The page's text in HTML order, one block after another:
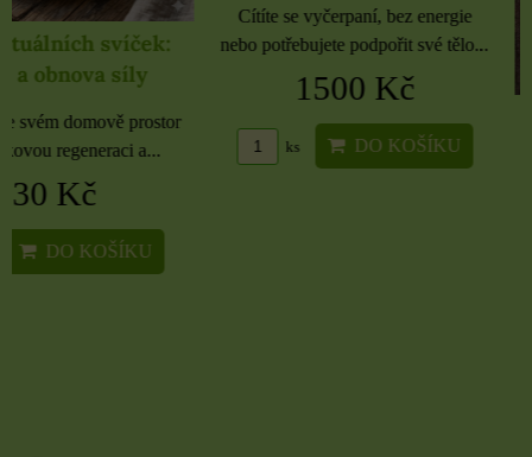
Cítíte se vyčerpaní, bez energie
nebo potřebujete podpořit své tělo...
1500 Kč
ks DO KOŠÍKU
rozbaleno